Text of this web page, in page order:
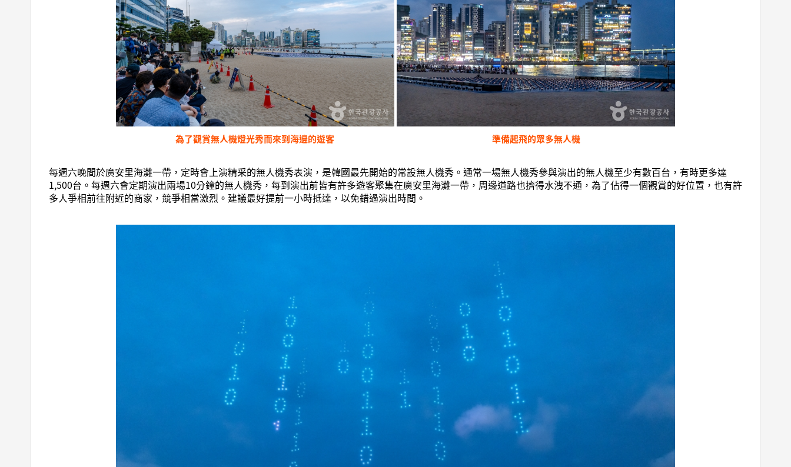
為了觀賞無人機燈光秀而來到海邊的遊客 準備起飛的眾多無人機
每週六晚間於廣安里海灘一帶，定時會上演精采的無人機秀表演，是韓國最先開始的常設無人機秀。通常一場無人機秀參與演出的無人機至少有數百台，有時更多達
1,500台。每週六會定期演出兩場10分鐘的無人機秀，每到演出前皆有許多遊客聚集在廣安里海灘一帶，周邊道路也擠得水洩不通，為了佔得一個觀賞的好位置，也有許
多人爭相前往附近的商家，競爭相當激烈。建議最好提前一小時抵達，以免錯過演出時間。